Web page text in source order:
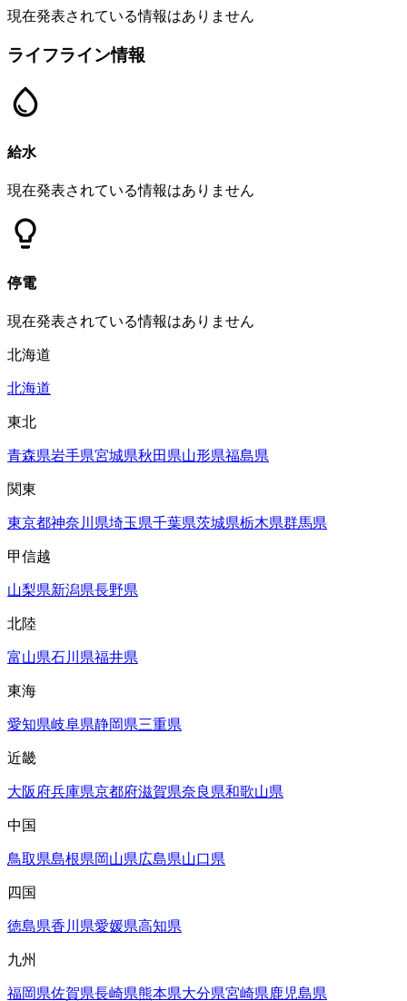
現在発表されている情報はありません
ライフライン情報
給水
現在発表されている情報はありません
停電
現在発表されている情報はありません
北海道
北海道
東北
青森県岩手県宮城県秋田県山形県福島県
関東
東京都神奈川県埼玉県千葉県茨城県栃木県群馬県
甲信越
山梨県新潟県長野県
北陸
富山県石川県福井県
東海
愛知県岐阜県静岡県三重県
近畿
大阪府兵庫県京都府滋賀県奈良県和歌山県
中国
鳥取県島根県岡山県広島県山口県
四国
徳島県香川県愛媛県高知県
九州
福岡県佐賀県長崎県熊本県大分県宮崎県鹿児島県